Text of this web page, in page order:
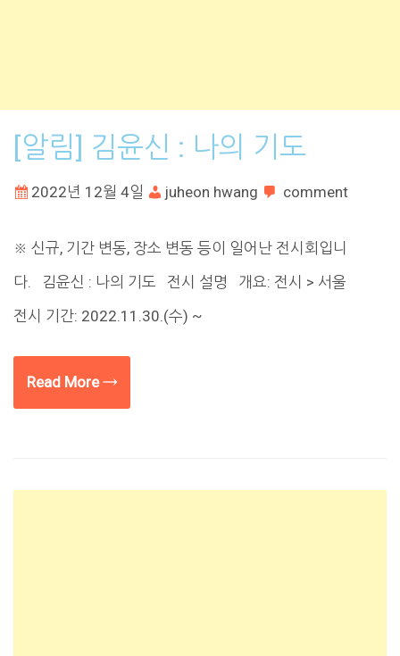
[알림] 김윤신 : 나의 기도
2022년 12월 4일 juheon hwang comment
※ 신규, 기간 변동, 장소 변동 등이 일어난 전시회입니
다. 김윤신 : 나의 기도 전시 설명 개요: 전시 > 서울
전시 기간: 2022.11.30.(수) ~
Read More →